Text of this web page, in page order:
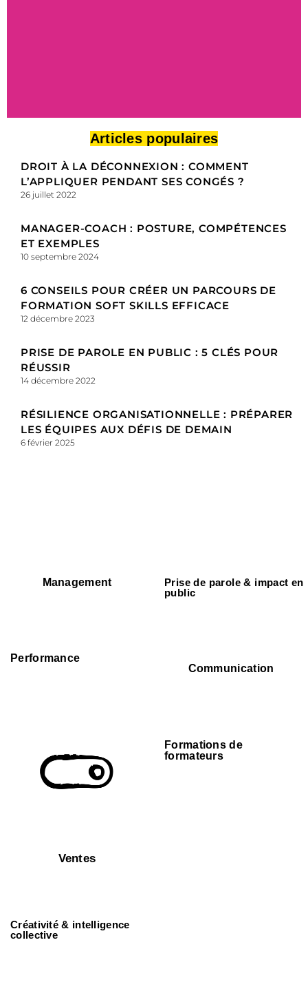
Les ressources
gratuites by MLS
Articles populaires
DROIT À LA DÉCONNEXION : COMMENT
L’APPLIQUER PENDANT SES CONGÉS ?
26 juillet 2022
MANAGER-COACH : POSTURE, COMPÉTENCES
ET EXEMPLES
10 septembre 2024
6 CONSEILS POUR CRÉER UN PARCOURS DE
FORMATION SOFT SKILLS EFFICACE
12 décembre 2023
PRISE DE PAROLE EN PUBLIC : 5 CLÉS POUR
RÉUSSIR
14 décembre 2022
RÉSILIENCE ORGANISATIONNELLE : PRÉPARER
LES ÉQUIPES AUX DÉFIS DE DEMAIN
6 février 2025
Management
Prise de parole & impact en
public
Performance
Communication
Ventes
Formations de
formateurs
Créativité & intelligence
collective